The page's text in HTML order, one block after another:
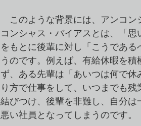
このような背景には、アンコン
コンシャス・バイアスとは、「
をもとに後輩に対し「こうであ
うのです。例えば、有給休暇を
ず、ある先輩は「あいつは何で
り方で仕事をして、いつまでも
結びつけ、後輩を非難し、自分
悪い社員となってしまうのです。